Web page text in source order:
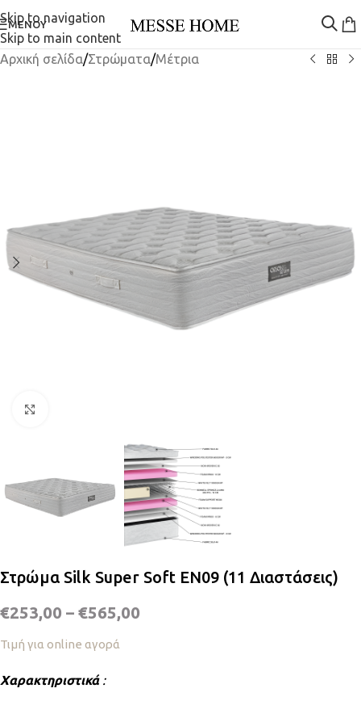
Skip to navigation
Skip to main content
ΜΕΝΟΎ
Αρχική σελίδα/Στρώματα/Μέτρια
Στρώμα Silk Super Soft EN09 (11 Διαστάσεις)
€253,00 – €565,00
Τιμή για online αγορά
Χαρακτηριστικά :